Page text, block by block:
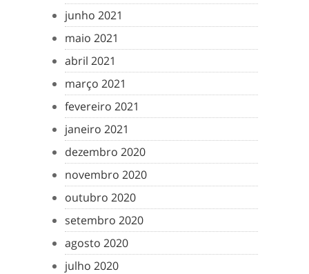
junho 2021
maio 2021
abril 2021
março 2021
fevereiro 2021
janeiro 2021
dezembro 2020
novembro 2020
outubro 2020
setembro 2020
agosto 2020
julho 2020